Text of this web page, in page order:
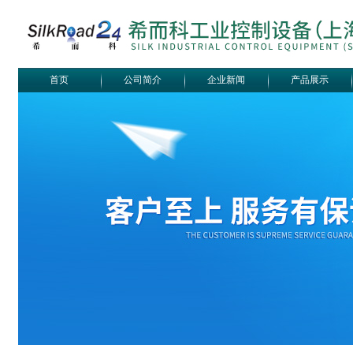
首页 公司简介 企业新闻 产品展示